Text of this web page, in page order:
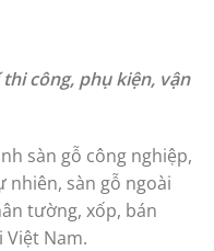
công, phụ kiện, vận
sàn gỗ công nghiệp,
nhiên, sàn gỗ ngoài
tường, xốp, bán
Việt Nam.